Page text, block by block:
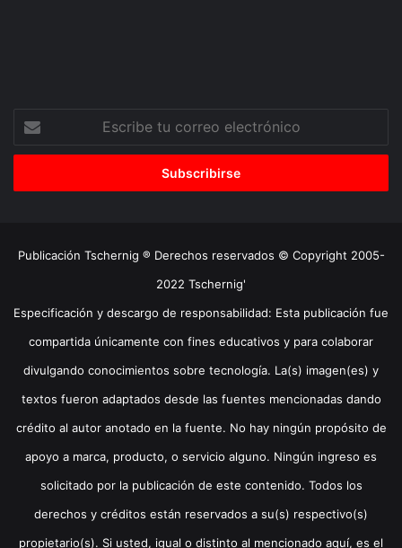
correo
Publicación Tschernig ® Derechos reservados © Copyright 2005-
2022 Tschernig'
Especificación y descargo de responsabilidad: Esta publicación fue
compartida únicamente con fines educativos y para colaborar
divulgando conocimientos sobre tecnología. La(s) imagen(es) y
textos fueron adaptados desde las fuentes mencionadas dando
crédito al autor anotado en la fuente. No hay ningún propósito de
apoyo a marca, producto, o servicio alguno. Ningún ingreso es
solicitado por la publicación de este contenido. Todos los
derechos y créditos están reservados a su(s) respectivo(s)
propietario(s). Si usted, igual o distinto al mencionado aquí, es el